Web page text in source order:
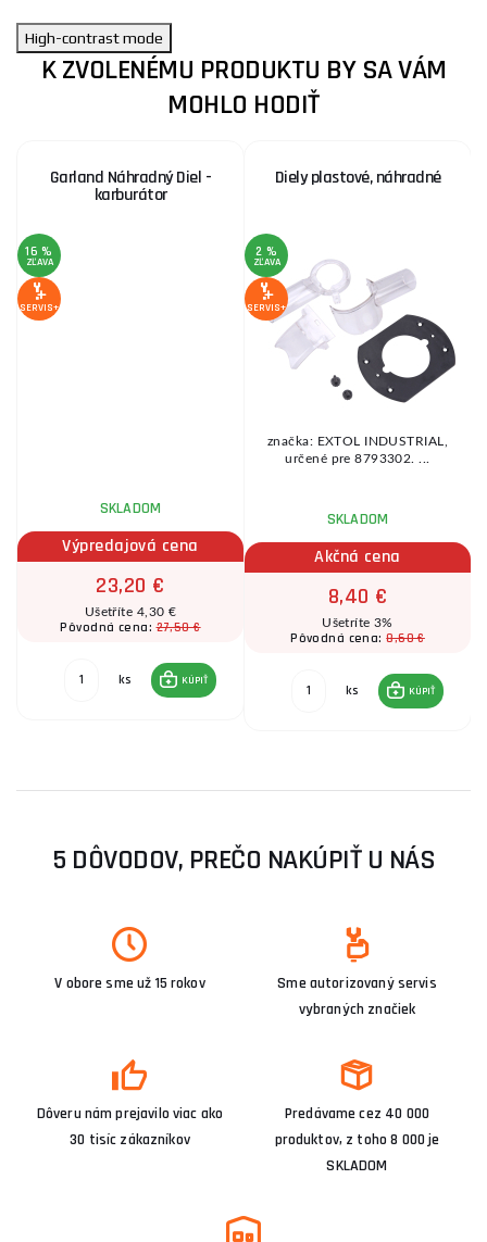
High-contrast mode
K ZVOLENÉMU PRODUKTU BY SA VÁM
MOHLO HODIŤ
Garland Náhradný Diel -
karburátor
16 %
ZĽAVA
SERVIS+
SKLADOM
Výpredajová cena
23,20 €
Ušetříte 4,30 €
Pôvodná cena:27,50 €
ks KÚPIŤ
Diely plastové, náhradné
2 %
ZĽAVA
SERVIS+
značka: EXTOL INDUSTRIAL,
určené pre 8793302. ...
SKLADOM
Akčná cena
8,40 €
Ušetríte 3%
Pôvodná cena:8,60 €
ks KÚPIŤ
5 DÔVODOV, PREČO NAKÚPIŤ U NÁS
V obore sme už 15 rokov
Sme autorizovaný servis
vybraných značiek
Dôveru nám prejavilo viac ako
30 tisíc zákazníkov
Predávame cez 40 000
produktov, z toho 8 000 je
SKLADOM